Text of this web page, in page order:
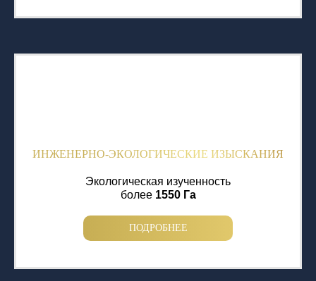
ИНЖЕНЕРНО-ЭКОЛОГИЧЕСКИЕ ИЗЫСКАНИЯ
Экологическая изученность
более 1550 Га
ПОДРОБНЕЕ